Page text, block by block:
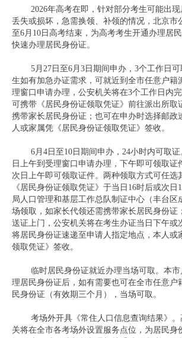
2026年高考在即，针对部分考生可能出现
丢失或损坏，急需换领、补领的情况，北京市
至6月10日高考结束，为高考考生开通办理居
快速办理居民身份证。
5月27日至6月3日期间申办，3个工作日
生如有加急办证需求，可就近到全市任意户籍
理窗口申请办理，公安机关将在3个工作日内
可携带《居民身份证领取凭证》前往派出所取
携带家长居民身份证；也可在申办时选择邮政
人或家属凭《居民身份证领取凭证》签收。
6月4日至10日期间申办，24小时内可取
日上午到受理窗口申请办理，下午即可领取证
次日上午即可领取证件。两种领取方式可任选
《居民身份证领取凭证》于当日16时后或次日
局人口管理和基层工作总队制证中心（丰台区
场领取，如家长代领还需携带家长居民身份证
送证上门，公安机关将在考生办证当日下午或
将居民身份证速递至申请人指定地点，本人或
领取凭证》签收。
临时居民身份证就近办理当场可取。本
理居民身份证后，如有需要也可在全市任意户
民身份证（有效期三个月），当场可取。
考场外开具《常住人口信息查询结果》
关将在全市各考场外设置服务点位，为居民身